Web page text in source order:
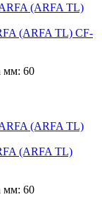
(ARFA TL) CF-
мм: 60
(ARFA TL)
мм: 60